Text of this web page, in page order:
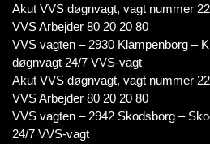
Akut VVS døgnvagt, vagt nummer
VVS Arbejder 80 20 20 80
VVS vagten – 2930 Klampenborg –
døgnvagt 24/7 VVS-vagt
Akut VVS døgnvagt, vagt nummer
VVS Arbejder 80 20 20 80
VVS vagten – 2942 Skodsborg –
24/7 VVS-vagt